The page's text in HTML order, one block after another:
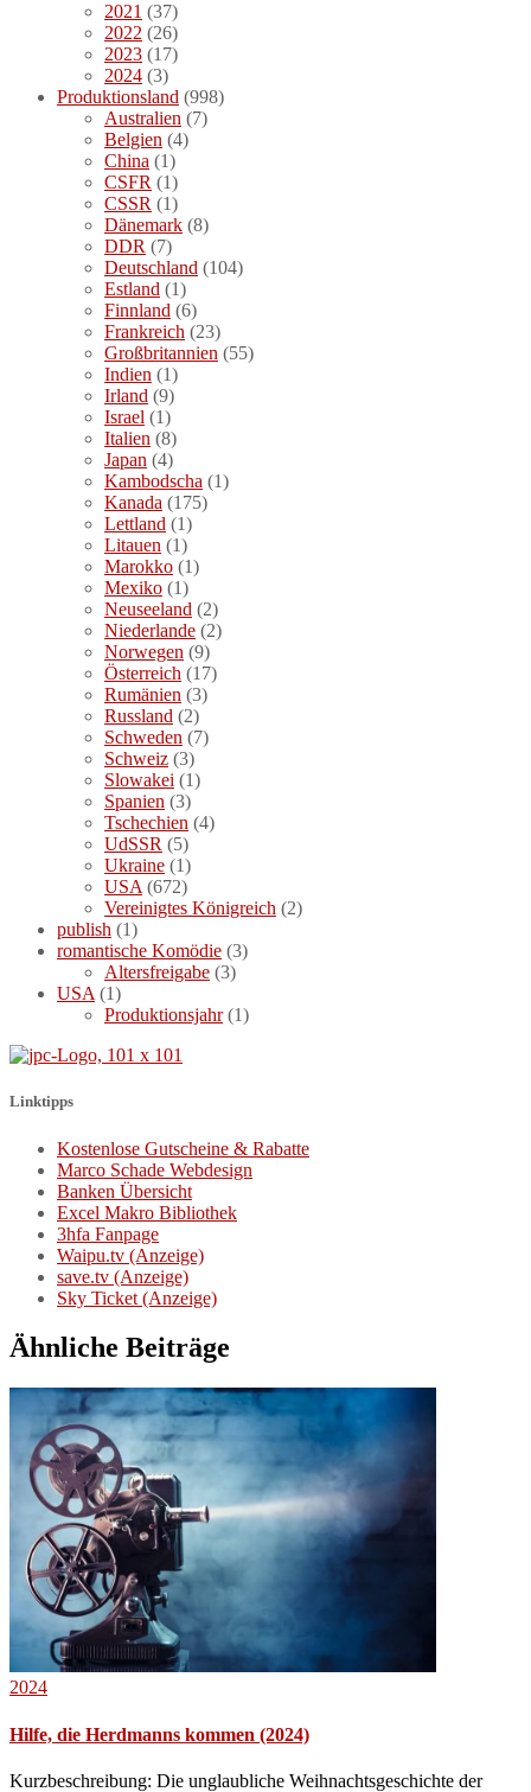
2021 (37)
2022 (26)
2023 (17)
2024 (3)
Produktionsland (998)
Australien (7)
Belgien (4)
China (1)
CSFR (1)
CSSR (1)
Dänemark (8)
DDR (7)
Deutschland (104)
Estland (1)
Finnland (6)
Frankreich (23)
Großbritannien (55)
Indien (1)
Irland (9)
Israel (1)
Italien (8)
Japan (4)
Kambodscha (1)
Kanada (175)
Lettland (1)
Litauen (1)
Marokko (1)
Mexiko (1)
Neuseeland (2)
Niederlande (2)
Norwegen (9)
Österreich (17)
Rumänien (3)
Russland (2)
Schweden (7)
Schweiz (3)
Slowakei (1)
Spanien (3)
Tschechien (4)
UdSSR (5)
Ukraine (1)
USA (672)
Vereinigtes Königreich (2)
publish (1)
romantische Komödie (3)
Altersfreigabe (3)
USA (1)
Produktionsjahr(1)
Linktipps
Kostenlose Gutscheine & Rabatte
Marco Schade Webdesign
Banken Übersicht
Excel Makro Bibliothek
3hfa Fanpage
Waipu.tv (Anzeige)
save.tv (Anzeige)
Sky Ticket (Anzeige)
Ähnliche Beiträge
2024
Hilfe, die Herdmanns kommen (2024)
Kurzbeschreibung: Die unglaubliche Weihnachtsgeschichte der